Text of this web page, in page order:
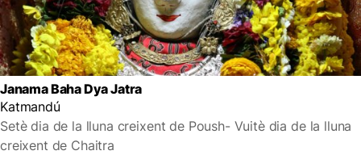
Janama Baha Dya Jatra
Katmandú
Setè dia de la lluna creixent de Poush- Vuitè dia de la lluna
creixent de Chaitra